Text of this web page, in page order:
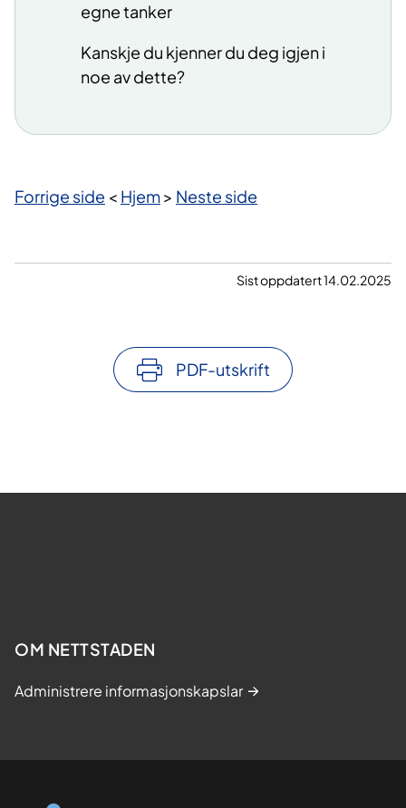
egne tanker
Kanskje du kjenner du deg igjen i
noe av dette?
Forrige side < Hjem> Neste side
Sist oppdatert 14.02.2025
PDF-utskrift
OM NETTSTADEN
Administrere informasjonskapslar